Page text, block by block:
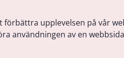
förbättra upplevelsen på vår
användningen av en